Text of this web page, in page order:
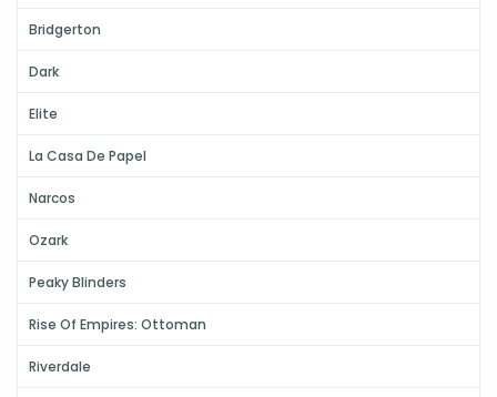
Bridgerton
Dark
Elite
La Casa De Papel
Narcos
Ozark
Peaky Blinders
Rise Of Empires: Ottoman
Riverdale